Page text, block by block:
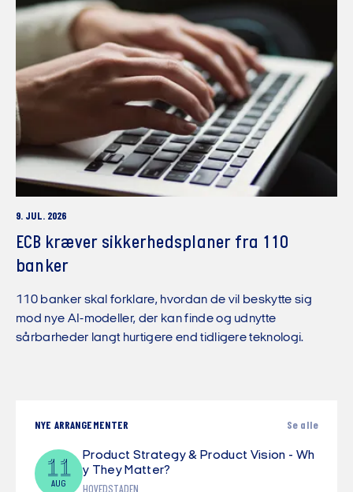
9. JUL. 2026
ECB kræver sikkerhedsplaner fra 110
banker
110 banker skal forklare, hvordan de vil beskytte sig
mod nye AI-modeller, der kan finde og udnytte
sårbarheder langt hurtigere end tidligere teknologi.
NYE ARRANGEMENTER Se alle
11
AUG
Product Strategy & Product Vision - Wh
y They Matter?
HOVEDSTADEN